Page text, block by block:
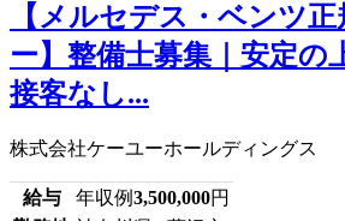
【メルセデス・ベンツ
ー】整備士募集｜安定の
接客なし...
株式会社ケーユーホールディングス
給与 年収例3,500,000円